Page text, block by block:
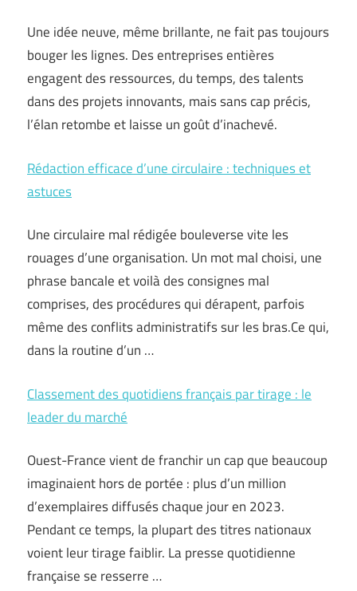
Une idée neuve, même brillante, ne fait pas toujours
bouger les lignes. Des entreprises entières
engagent des ressources, du temps, des talents
dans des projets innovants, mais sans cap précis,
l’élan retombe et laisse un goût d’inachevé.
Rédaction efficace d’une circulaire : techniques et
astuces
Une circulaire mal rédigée bouleverse vite les
rouages d’une organisation. Un mot mal choisi, une
phrase bancale et voilà des consignes mal
comprises, des procédures qui dérapent, parfois
même des conflits administratifs sur les bras.Ce qui,
dans la routine d’un …
Classement des quotidiens français par tirage : le
leader du marché
Ouest-France vient de franchir un cap que beaucoup
imaginaient hors de portée : plus d’un million
d’exemplaires diffusés chaque jour en 2023.
Pendant ce temps, la plupart des titres nationaux
voient leur tirage faiblir. La presse quotidienne
française se resserre …